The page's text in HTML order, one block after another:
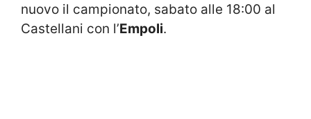
nuovo il campionato, sabato alle 18:00 al
Castellani con l’Empoli.